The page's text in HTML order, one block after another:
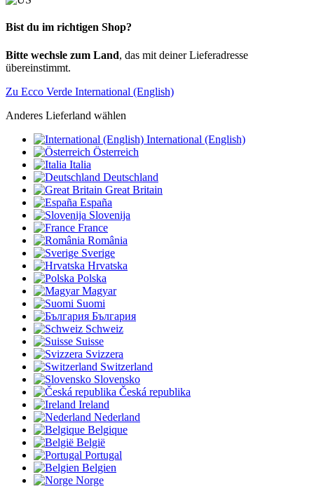
Bist du im richtigen Shop?
Bitte wechsle zum Land, das mit deiner Lieferadresse
übereinstimmt.
Zu Ecco Verde International (English)
Anderes Lieferland wählen
International (English)
Österreich
Italia
Deutschland
Great Britain
España
Slovenija
France
România
Sverige
Hrvatska
Polska
Magyar
Suomi
България
Schweiz
Suisse
Svizzera
Switzerland
Slovensko
Česká republika
Ireland
Nederland
Belgique
België
Portugal
Belgien
Norge